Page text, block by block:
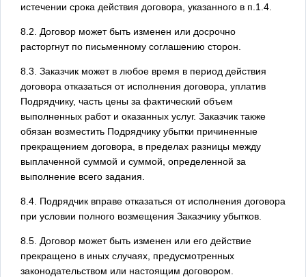
истечении срока действия договора, указанного в п.1.4.
8.2. Договор может быть изменен или досрочно
расторгнут по письменному соглашению сторон.
8.3. Заказчик может в любое время в период действия
договора отказаться от исполнения договора, уплатив
Подрядчику, часть цены за фактический объем
выполненных работ и оказанных услуг. Заказчик также
обязан возместить Подрядчику убытки причиненные
прекращением договора, в пределах разницы между
выплаченной суммой и суммой, определенной за
выполнение всего задания.
8.4. Подрядчик вправе отказаться от исполнения договора
при условии полного возмещения Заказчику убытков.
8.5. Договор может быть изменен или его действие
прекращено в иных случаях, предусмотренных
законодательством или настоящим договором.